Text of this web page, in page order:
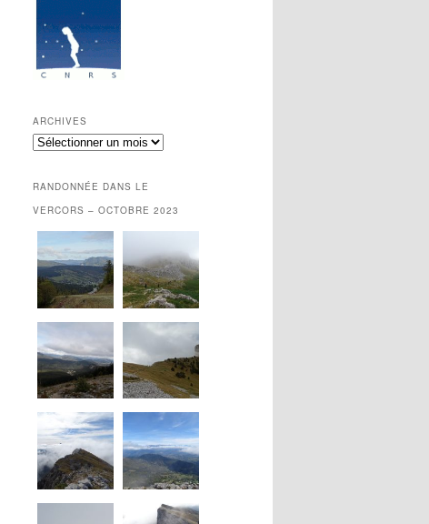
ARCHIVES
Archives
RANDONNÉE DANS LE
VERCORS – OCTOBRE 2023